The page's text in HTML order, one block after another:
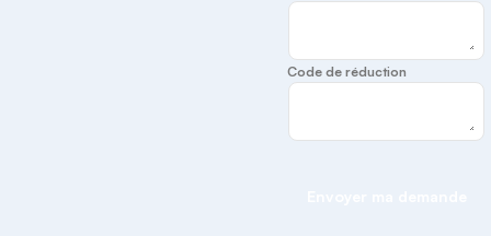
Code de réduction